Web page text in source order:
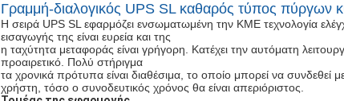
Γραμμή-διαλογικός UPS SL καθαρός τύπος πύργων
Η σειρά UPS SL εφαρμόζει ενσωματωμένη την ΚΜΕ τεχνολογία
εισαγωγής της είναι ευρεία και της
η ταχύτητα μεταφοράς είναι γρήγορη. Κατέχει την αυτόματη
προαιρετικό. Πολύ στήριγμα
τα χρονικά πρότυπα είναι διαθέσιμα, το οποίο μπορεί να
χρήστη, τόσο ο συνοδευτικός χρόνος θα είναι απεριόριστος.